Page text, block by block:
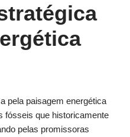
pela paisagem energética
fósseis que historicamente
pelas promissoras